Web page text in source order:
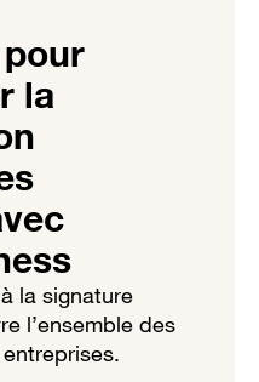
la
la signature
l’ensemble des